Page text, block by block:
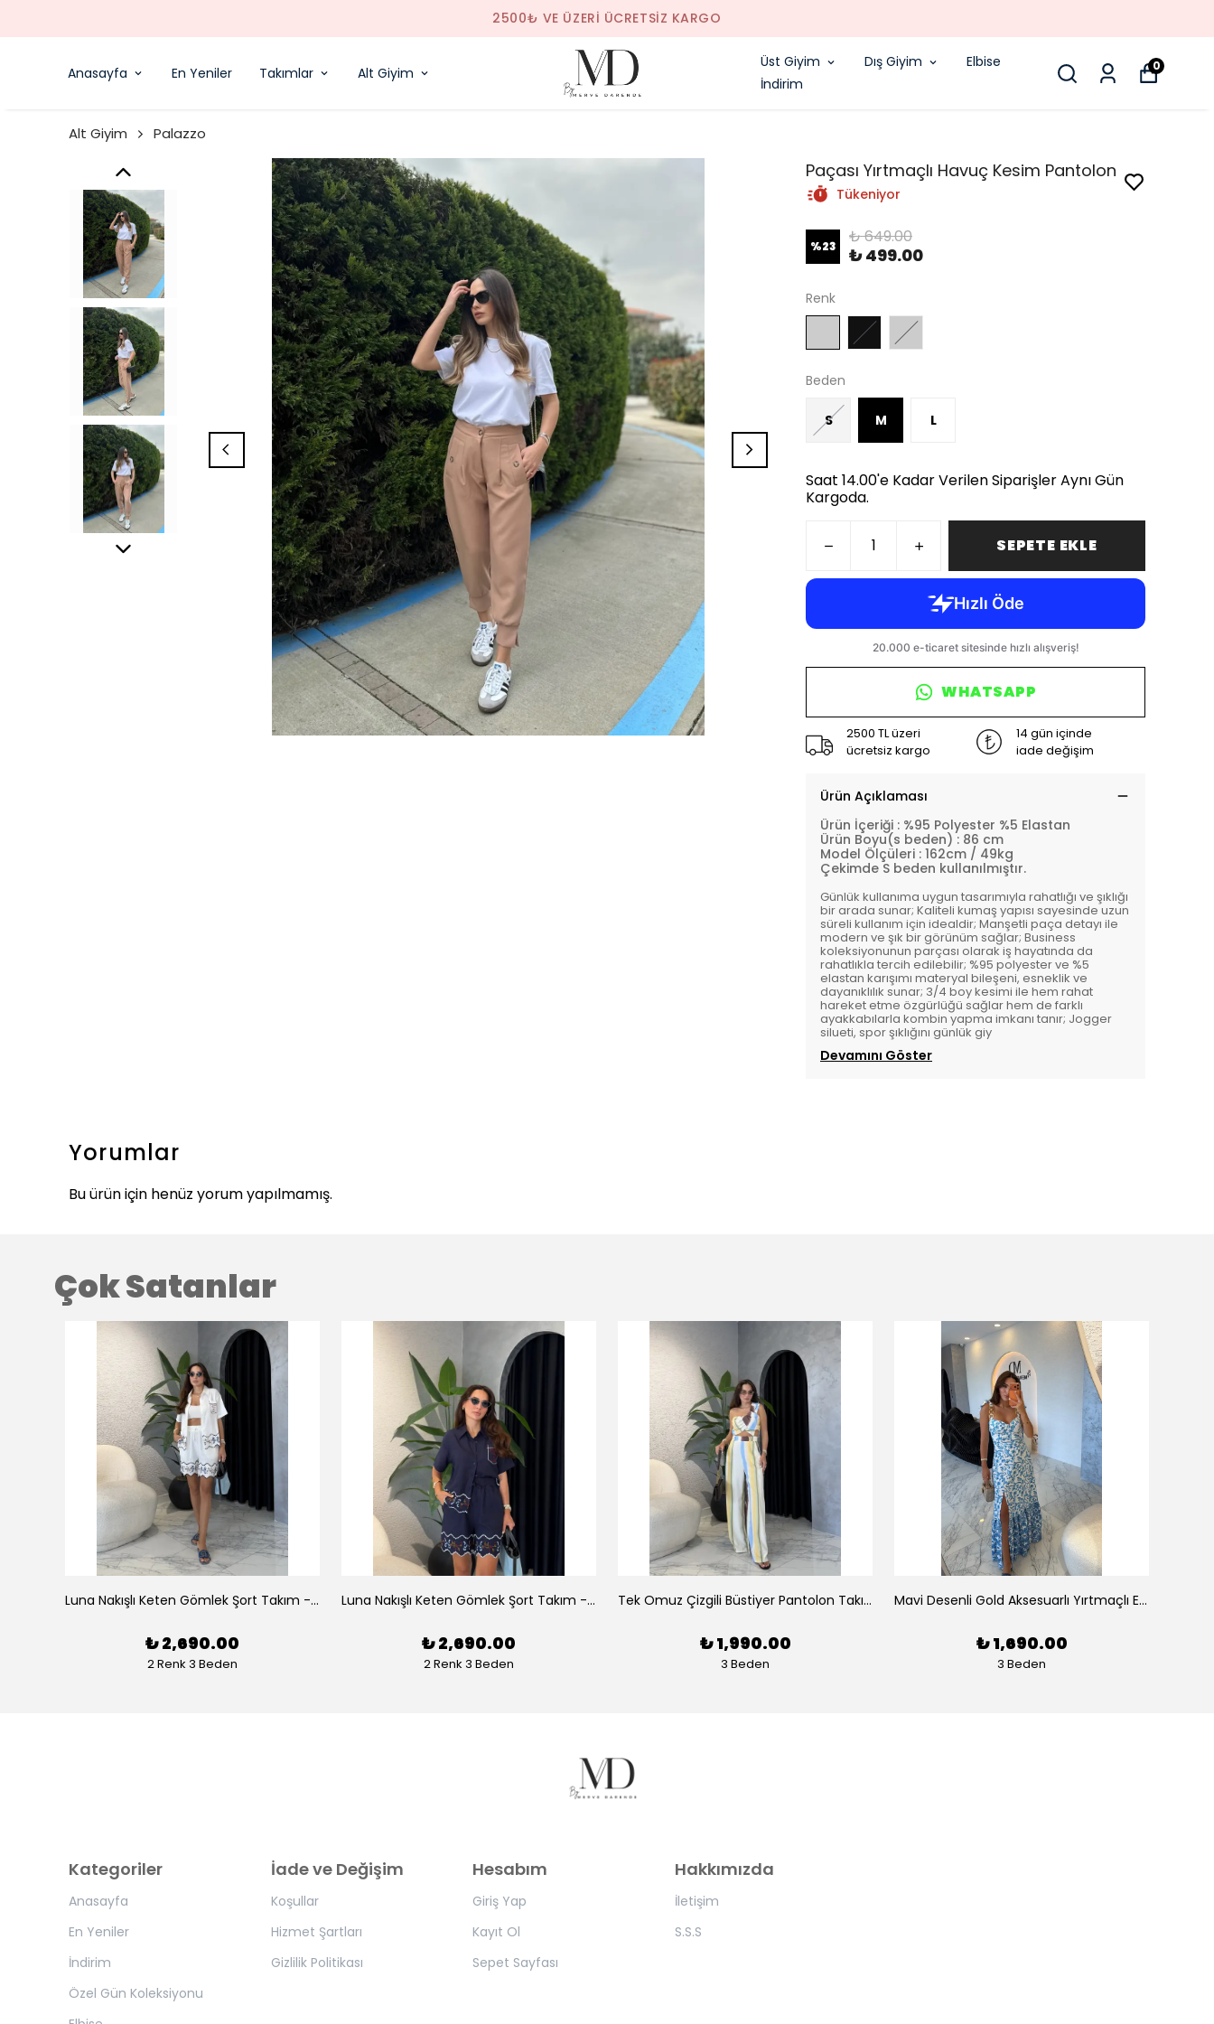
SAAT 14.00'E KADAR VERILEN SIPARIŞLER AYNI GÜN KARGODA!
Anasayfa En Yeniler Takımlar Alt Giyim
Üst Giyim Dış Giyim
Elbise
İndirim
0
Alt Giyim Palazzo
Paçası Yırtmaçlı Havuç Kesim Pantolon
Tükeniyor
%23 ₺ 649.00
₺ 499.00
Renk
Beden
S M L
Saat 14.00'e Kadar Verilen Siparişler Aynı Gün
Kargoda.
SEPETE EKLE
WHATSAPP
2500 TL üzeri
ücretsiz kargo
14 gün içinde
iade değişim
Ürün Açıklaması
Ürün İçeriği : %95 Polyester %5 Elastan
Ürün Boyu(s beden) : 86 cm
Model Ölçüleri : 162cm / 49kg
Çekimde S beden kullanılmıştır.
Günlük kullanıma uygun tasarımıyla rahatlığı ve şıklığı
bir arada sunar; Kaliteli kumaş yapısı sayesinde uzun
süreli kullanım için idealdir; Manşetli paça detayı ile
modern ve şık bir görünüm sağlar; Business
koleksiyonunun parçası olarak iş hayatında da
rahatlıkla tercih edilebilir; %95 polyester ve %5
elastan karışımı materyal bileşeni, esneklik ve
dayanıklılık sunar; 3/4 boy kesimi ile hem rahat
hareket etme özgürlüğü sağlar hem de farklı
ayakkabılarla kombin yapma imkanı tanır; Jogger
silueti, spor şıklığını günlük giy
Devamını Göster
Yorumlar
Bu ürün için henüz yorum yapılmamış.
Çok Satanlar
Luna Nakışlı Keten Gömlek Şort Takım - Beyaz
₺ 2,690.00
2 Renk 3 Beden
Luna Nakışlı Keten Gömlek Şort Takım - Lacivert
₺ 2,690.00
2 Renk 3 Beden
Tek Omuz Çizgili Büstiyer Pantolon Takım
₺ 1,990.00
3 Beden
Mavi Desenli Gold Aksesuarlı Yırtmaçlı Elbise
₺ 1,690.00
3 Beden
Kategoriler
Anasayfa
En Yeniler
İndirim
Özel Gün Koleksiyonu
İade ve Değişim
Koşullar
Hizmet Şartları
Gizlilik Politikası
Hesabım
Giriş Yap
Kayıt Ol
Sepet Sayfası
Hakkımızda
İletişim
S.S.S